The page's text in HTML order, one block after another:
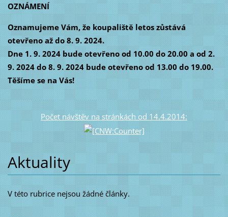
OZNÁMENÍ
Oznamujeme Vám, že koupaliště letos zůstává
otevřeno až do 8. 9. 2024.
Dne 1. 9. 2024 bude otevřeno od 10.00 do 20.00 a od 2.
9. 2024 do 8. 9. 2024 bude otevřeno od 13.00 do 19.00.
Těšíme se na Vás!
Počet návštěv na stránkách od 14.4.2014:
Aktuality
V této rubrice nejsou žádné články.